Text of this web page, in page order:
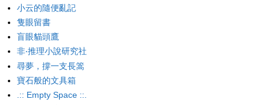
小云的隨便亂記
隻眼留書
盲眼貓頭鷹
非‧推理小說研究社
尋夢，撐一支長篙
寶石般的文具箱
.:: Empty Space ::.